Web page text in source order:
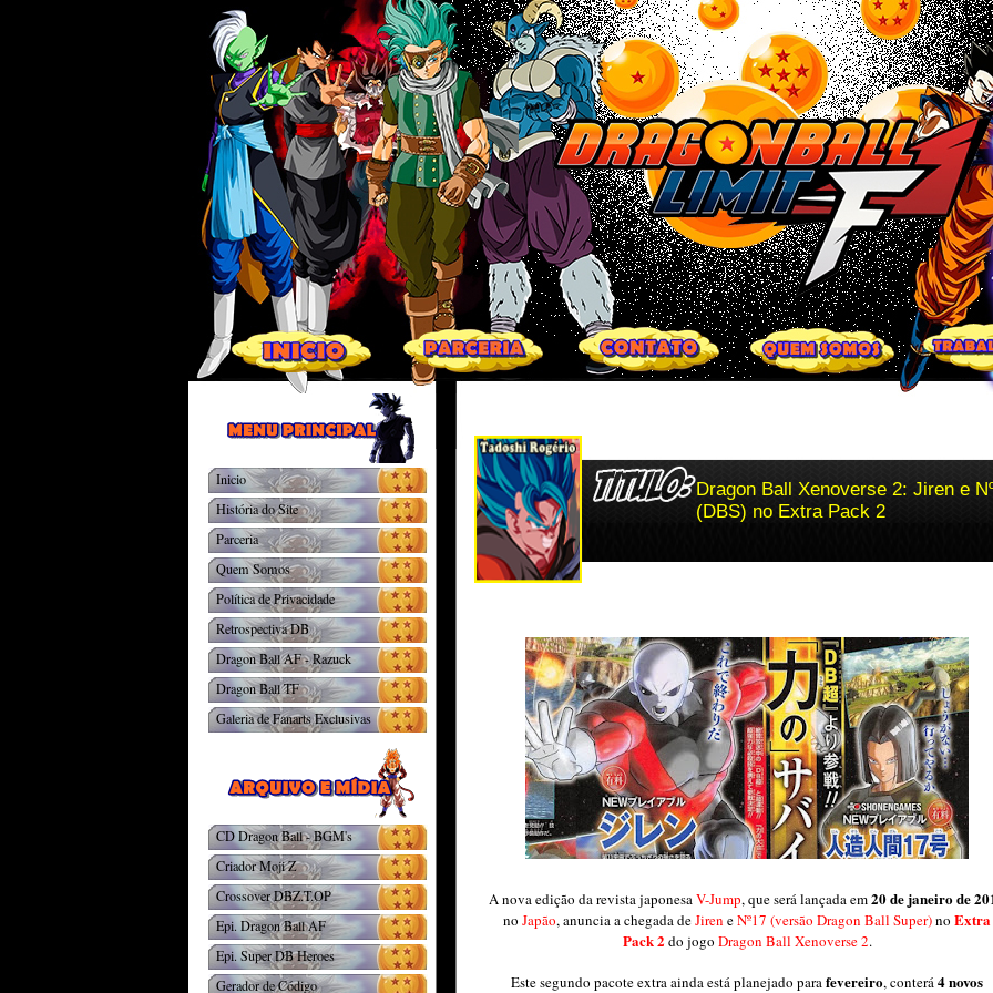
Dragon Ball Xenoverse 2: Jiren e
(DBS) no Extra Pack 2
A nova edição da revista japonesa V-Jump, que será lançada em20 de janeiro de
no Japão, anuncia a chegada deJiren eNº17 (versão Dragon Ball Super)no Extra
Pack 2 do jogo Dragon Ball Xenoverse 2.
Este segundo pacote extra ainda está planejado para fevereiro, conterá 4 novos
Inicio
História do Site
Parceria
Quem Somos
Política de Privacidade
Retrospectiva DB
Dragon Ball AF - Razuck
Dragon Ball TF
Galeria de Fanarts Exclusivas
CD Dragon Ball - BGM's
Criador Moji Z
Crossover DBZ.T.OP
Epi. Dragon Ball AF
Epi. Super DB Heroes
Gerador de Código